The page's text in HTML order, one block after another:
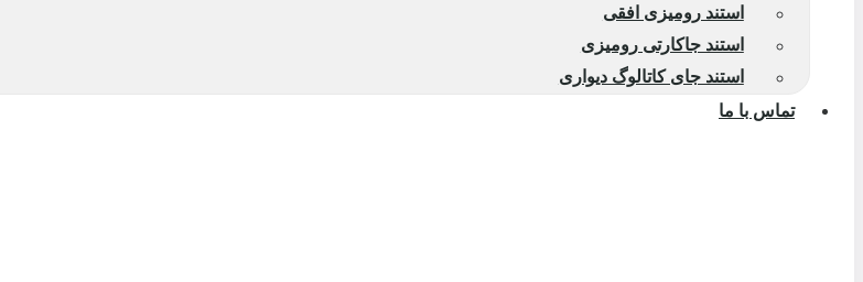
استند رومیزی افقی
استند جاکارتی رومیزی
استند جای کاتالوگ دیواری
تماس با ما